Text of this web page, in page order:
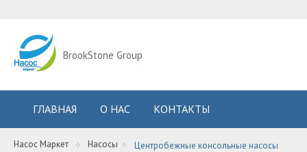
BrookStone Group
ГЛАВНАЯ О НАС КОНТАКТЫ
Насос Маркет Насосы Центробежные консольные насосы